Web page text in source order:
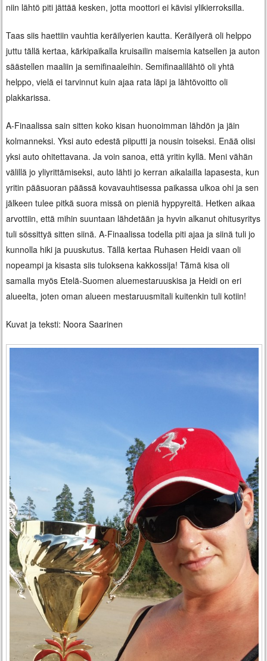
niin lähtö piti jättää kesken, jotta moottori ei kävisi ylikierroksilla.
Taas siis haettiin vauhtia keräilyerien kautta. Keräilyerä oli helppo
juttu tällä kertaa, kärkipaikalla kruisailin maisemia katsellen ja auton
säästellen maaliin ja semifinaaleihin. Semifinaalilähtö oli yhtä
helppo, vielä ei tarvinnut kuin ajaa rata läpi ja lähtövoitto oli
plakkarissa.
A-Finaalissa sain sitten koko kisan huonoimman lähdön ja jäin
kolmanneksi. Yksi auto edestä piiputti ja nousin toiseksi. Enää olisi
yksi auto ohitettavana. Ja voin sanoa, että yritin kyllä. Meni vähän
välillä jo yliyrittämiseksi, auto lähti jo kerran aikalailla lapasesta, kun
yritin pääsuoran päässä kovavauhtisessa paikassa ulkoa ohi ja sen
jälkeen tulee pitkä suora missä on pieniä hyppyreitä. Hetken aikaa
arvottiin, että mihin suuntaan lähdetään ja hyvin alkanut ohitusyritys
tuli sössittyä sitten siinä. A-Finaalissa todella piti ajaa ja siinä tuli jo
kunnolla hiki ja puuskutus. Tällä kertaa Ruhasen Heidi vaan oli
nopeampi ja kisasta siis tuloksena kakkossija! Tämä kisa oli
samalla myös Etelä-Suomen aluemestaruuskisa ja Heidi on eri
alueelta, joten oman alueen mestaruusmitali kuitenkin tuli kotiin!
Kuvat ja teksti: Noora Saarinen